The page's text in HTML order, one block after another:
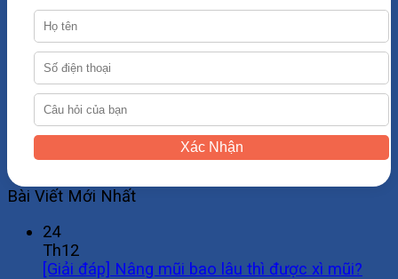
Xác Nhận
Bài Viết Mới Nhất
24
Th12
[Giải đáp] Nâng mũi bao lâu thì được xì mũi?